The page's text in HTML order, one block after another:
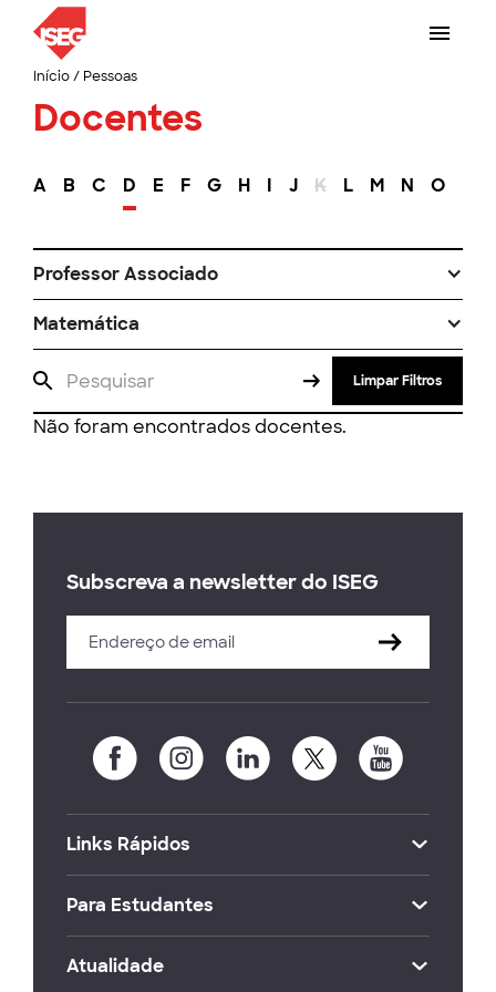
Início/ Pessoas
Docentes
A B C D E F G H I J K L M N O
Professor Associado
Matemática
Limpar Filtros
Não foram encontrados docentes.
Subscreva a newsletter do ISEG
Links Rápidos
Para Estudantes
Atualidade